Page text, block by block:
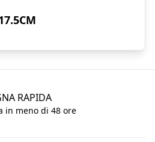
RAPIDA
in meno di 48 ore